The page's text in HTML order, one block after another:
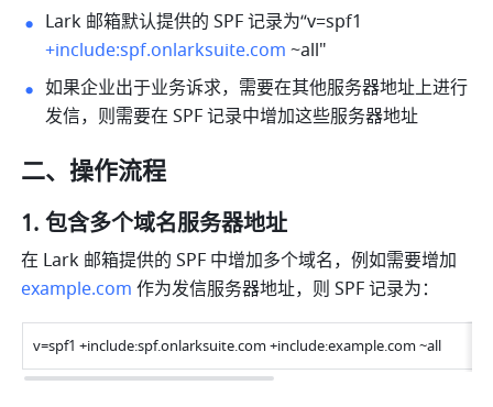
+include:spf.onlarksuite.com ~all"
如果企业出于业务诉求，需要在其他服务器地址上进行
发信，则需要在 SPF 记录中增加这些服务器地址
二、操作流程
包含多个域名服务器地址
example.com 作为发信服务器地址，则 SPF 记录为：
v=spf1 +include:spf.onlarksuite.com +include:example.com ~all